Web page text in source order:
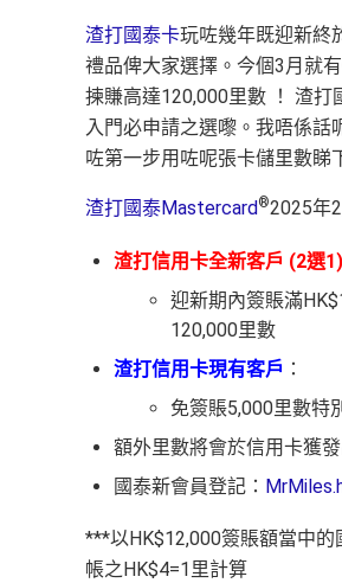
渣打國泰卡玩咗幾年既迎新終
禮品俾大家選擇。今個3月就
揀賺高達120,000里數 ！ 渣
入門必申請之選嚟。我唔係話
咗第一步用咗呢張卡儲里數睇
渣打國泰Mastercard®2025年
渣打信用卡全新客戶 (2選1)
迎新期內簽賬滿
120,000里數
渣打信用卡現有客戶 ：
免簽賬5,000里數特
額外里數將會於信用卡獲
國泰新會員登記：
***以HK$12,000簽賬額當中
帳之HK$4=1里計算